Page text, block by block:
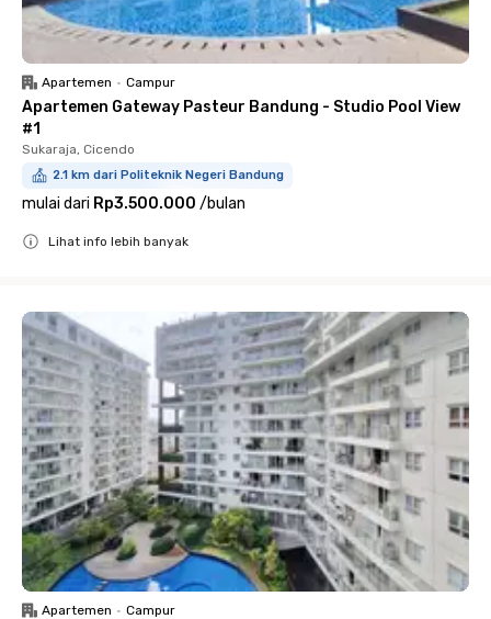
Apartemen • Campur
Apartemen Gateway Pasteur Bandung - Studio Pool View
#1
Sukaraja, Cicendo
2.1 km dari Politeknik Negeri Bandung
mulai dari Rp3.500.000 /bulan
Lihat info lebih banyak
Apartemen • Campur